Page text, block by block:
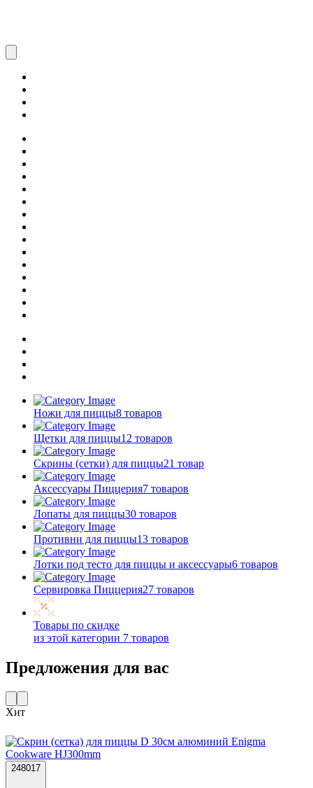
Ножи для пиццы8 товаров
Щетки для пиццы12 товаров
Скрины (сетки) для пиццы21 товар
Аксессуары Пиццерия7 товаров
Лопаты для пиццы30 товаров
Противни для пиццы13 товаров
Лотки под тесто для пиццы и аксессуары6 товаров
Сервировка Пиццерия27 товаров
Товары по скидке
из этой категории 7 товаров
Предложения для вас
Хит
248017